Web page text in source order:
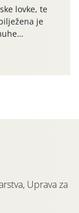
lovke, te
je
se objasniti
vrlo malim
Uprava za